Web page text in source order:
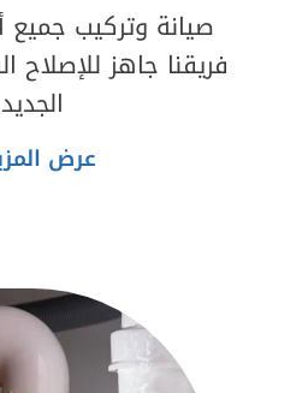
صيانة وتركيب جميع
فريقنا جاهز للإصلاح
الجديد
عرض